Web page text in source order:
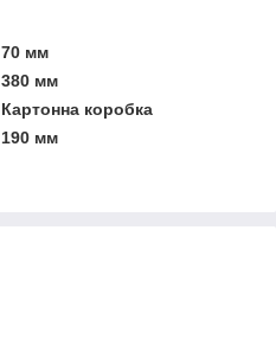
70 мм
380 мм
Картонна коробка
190 мм